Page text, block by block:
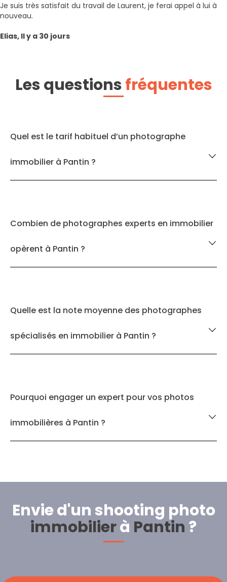
Je suis très satisfait du travail de Laurent, je ferai appel à lui à
nouveau.
Elias, Il y a 30 jours
Les questionsfréquentes
Quel est le tarif habituel d’un photographe
immobilier à Pantin ?
Combien de photographes experts en immobilier
opèrent à Pantin ?
Quelle est la note moyenne des photographes
spécialisés en immobilier à Pantin ?
Pourquoi engager un expert pour vos photos
immobilières à Pantin ?
Envie d'un shooting photo
immobilierà Pantin ?